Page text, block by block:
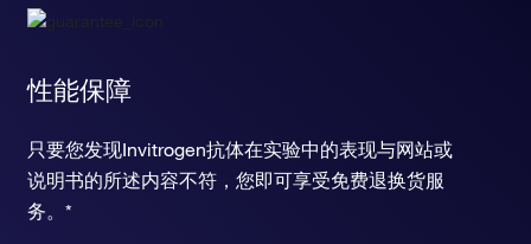
性能保障
只要您发现Invitrogen抗体在实验中的表现与网站或
说明书的所述内容不符，您即可享受免费退换货服
务。*